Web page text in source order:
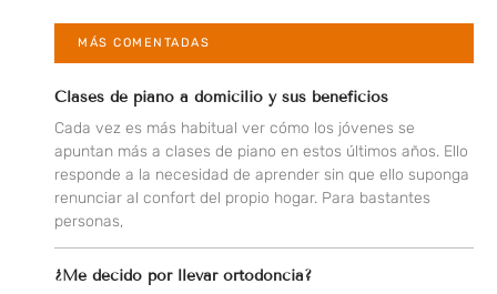
MÁS COMENTADAS
Clases de piano a domicilio y sus beneficios
Cada vez es más habitual ver cómo los jóvenes se
apuntan más a clases de piano en estos últimos años. Ello
responde a la necesidad de aprender sin que ello suponga
renunciar al confort del propio hogar. Para bastantes
personas,
¿Me decido por llevar ortodoncia?